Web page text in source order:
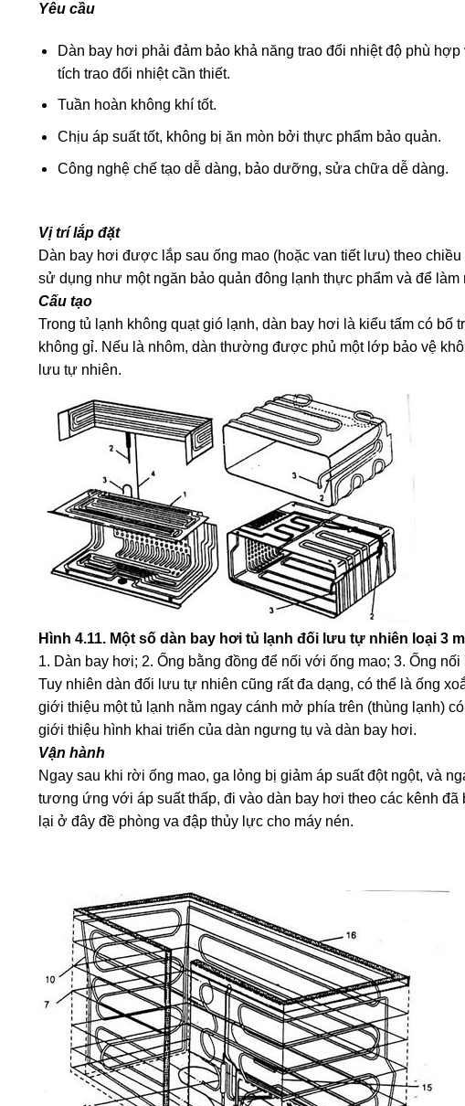
Yêu cầu
Dàn bay hơi phải đảm bảo khả năng trao đổi nhiệt độ phù
tích trao đổi nhiệt cần thiết.
Tuần hoàn không khí tốt.
Chịu áp suất tốt, không bị ăn mòn bởi thực phẩm bảo quản.
Công nghệ chế tạo dễ dàng, bảo dưỡng, sửa chữa dễ dàng.
Vị trí lắp đặt
Dàn bay hơi được lắp sau ống mao (hoặc van tiết lưu) theo
sử dụng như một ngăn bảo quản đông lạnh thực phẩm và để
Cấu tạo
Trong tủ lạnh không quạt gió lạnh, dàn bay hơi là kiểu tấm có
không gỉ. Nếu là nhôm, dàn thường được phủ một lớp bảo vệ
lưu tự nhiên.
Hình 4.11. Một số dàn bay hơi tủ lạnh đối lưu tự nhiên loại 3
1. Dàn bay hơi; 2. Ống bằng đồng để nối với ống mao; 3. Ống
Tuy nhiên dàn đối lưu tự nhiên cũng rất đa dạng, có thể là ống
giới thiệu một tủ lạnh nằm ngay cánh mở phía trên (thùng lạnh)
giới thiệu hình khai triển của dàn ngưng tụ và dàn bay hơi.
Vận hành
Ngay sau khi rời ống mao, ga lỏng bị giảm áp suất đột ngột, và
tương ứng với áp suất thấp, đi vào dàn bay hơi theo các kênh
lại ở đây đề phòng va đập thủy lực cho máy nén.